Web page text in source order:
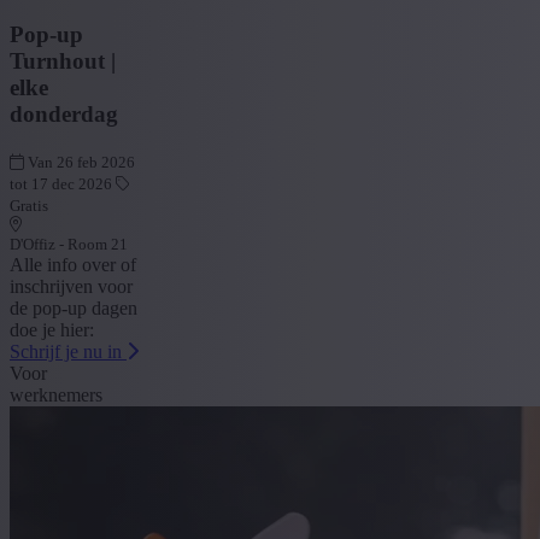
Pop-up
Turnhout |
elke
donderdag
Van 26 feb 2026
tot 17 dec 2026
Gratis
D'Offiz - Room 21
Alle info over of
inschrijven voor
de pop-up dagen
doe je hier:
Schrijf je nu in
Voor
werknemers